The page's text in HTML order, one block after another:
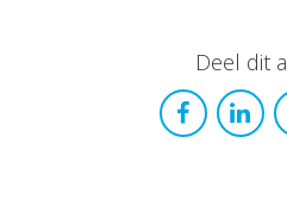
Deel dit